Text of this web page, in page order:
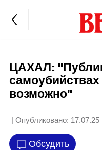
ЦАХАЛ:
возможно"
| Опубликовано: 17.07.25
Обсудить